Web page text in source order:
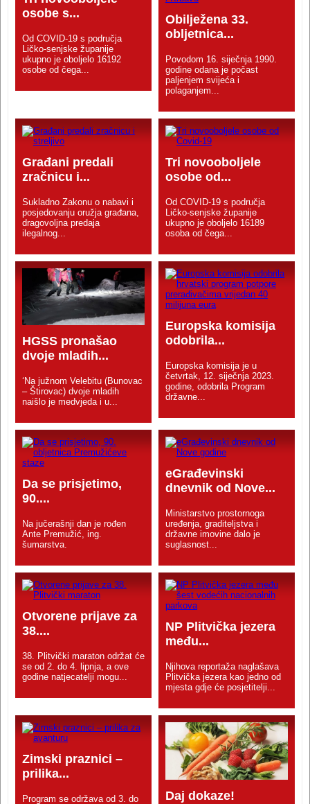
osobe s...
Od COVID-19 s područja
Ličko-senjske županije
ukupno je oboljelo 16192
osobe od čega...
Obilježena 33.
obljetnica...
Povodom 16. siječnja 1990.
godine odana je počast
paljenjem svijeća i
polaganjem...
Građani predali
zračnicu i...
Sukladno Zakonu o nabavi i
posjedovanju oružja građana,
dragovoljna predaja
ilegalnog...
Tri novooboljele
osobe od...
Od COVID-19 s područja
Ličko-senjske županije
ukupno je oboljelo 16189
osoba od čega...
HGSS pronašao
dvoje mladih...
‘Na južnom Velebitu (Bunovac
– Štirovac) dvoje mladih
naišlo je medvjeda i u...
Europska komisija
odobrila...
Europska komisija je u
četvrtak, 12. siječnja 2023.
godine, odobrila Program
državne...
Da se prisjetimo,
90....
Na jučerašnji dan je rođen
Ante Premužić, ing.
šumarstva.
eGrađevinski
dnevnik od Nove...
Ministarstvo prostornoga
uređenja, graditeljstva i
državne imovine dalo je
suglasnost...
Otvorene prijave za
38....
38. Plitvički maraton održat će
se od 2. do 4. lipnja, a ove
godine natjecatelji mogu...
NP Plitvička jezera
među...
Njihova reportaža naglašava
Plitvička jezera kao jedno od
mjesta gdje će posjetitelji...
Zimski praznici –
prilika...
Program se održava od 3. do Daj dokaze!